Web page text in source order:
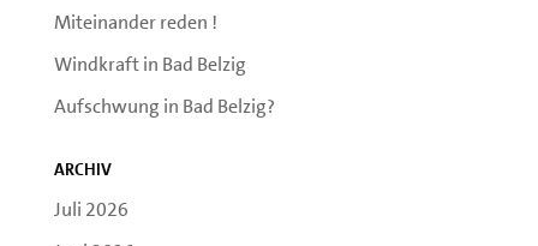
Miteinander reden !
Windkraft in Bad Belzig
Aufschwung in Bad Belzig?
Archiv
Juli 2026